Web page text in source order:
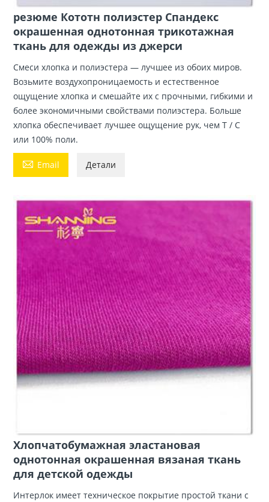
резюме Кототн полиэстер Спандекс
окрашенная однотонная трикотажная
ткань для одежды из джерси
Смеси хлопка и полиэстера — лучшее из обоих миров.
Возьмите воздухопроницаемость и естественное
ощущение хлопка и смешайте их с прочными, гибкими и
более экономичными свойствами полиэстера. Больше
хлопка обеспечивает лучшее ощущение рук, чем T / C
или 100% поли.
 Email Детали
Хлопчатобумажная эластановая
однотонная окрашенная вязаная ткань
для детской одежды
Интерлок имеет техническое покрытие простой ткани с